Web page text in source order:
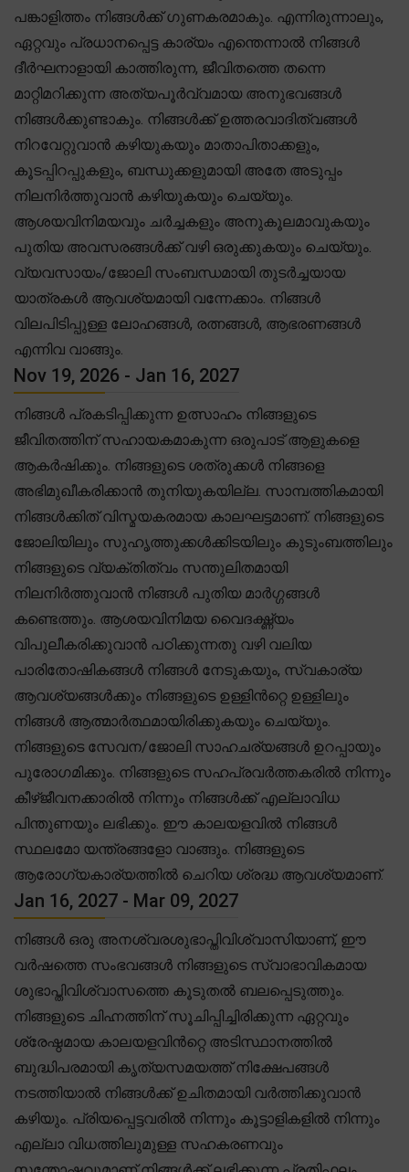
പങ്കാളിത്തം നിങ്ങൾക്ക് ഗുണകരമാകും. എന്നിരുന്നാലും,
ഏറ്റവും പ്രധാനപ്പെട്ട കാര്യം എന്തെന്നാൽ നിങ്ങൾ
ദീർഘനാളായി കാത്തിരുന്ന, ജീവിതത്തെ തന്നെ
മാറ്റിമറിക്കുന്ന അത്യപൂർവ്വമായ അനുഭവങ്ങൾ
നിങ്ങൾക്കുണ്ടാകും. നിങ്ങൾക്ക് ഉത്തരവാദിത്വങ്ങൾ
നിറവേറ്റുവാൻ കഴിയുകയും മാതാപിതാക്കളും,
കൂടപ്പിറപ്പുകളും, ബന്ധുക്കളുമായി അതേ അടുപ്പം
നിലനിർത്തുവാൻ കഴിയുകയും ചെയ്യും.
ആശയവിനിമയവും ചർച്ചകളും അനുകൂലമാവുകയും
പുതിയ അവസരങ്ങൾക്ക് വഴി ഒരുക്കുകയും ചെയ്യും.
വ്യവസായം/ജോലി സംബന്ധമായി തുടർച്ചയായ
യാത്രകൾ ആവശ്യമായി വന്നേക്കാം. നിങ്ങൾ
വിലപിടിപ്പുള്ള ലോഹങ്ങൾ, രത്നങ്ങൾ, ആഭരണങ്ങൾ
എന്നിവ വാങ്ങും.
Nov 19, 2026 - Jan 16, 2027
നിങ്ങൾ പ്രകടിപ്പിക്കുന്ന ഉത്സാഹം നിങ്ങളുടെ
ജീവിതത്തിന് സഹായകമാകുന്ന ഒരുപാട് ആളുകളെ
ആകർഷിക്കും. നിങ്ങളുടെ ശത്രുക്കൾ നിങ്ങളെ
അഭിമുഖീകരിക്കാൻ തുനിയുകയില്ല. സാമ്പത്തികമായി
നിങ്ങൾക്കിത് വിസ്മയകരമായ കാലഘട്ടമാണ്. നിങ്ങളുടെ
ജോലിയിലും സുഹൃത്തുക്കൾക്കിടയിലും കുടുംബത്തിലും
നിങ്ങളുടെ വ്യക്തിത്വം സന്തുലിതമായി
നിലനിർത്തുവാൻ നിങ്ങൾ പുതിയ മാർഗ്ഗങ്ങൾ
കണ്ടെത്തും. ആശയവിനിമയ വൈദഗ്ദ്ധ്യം
വിപുലീകരിക്കുവാൻ പഠിക്കുന്നതു വഴി വലിയ
പാരിതോഷികങ്ങൾ നിങ്ങൾ നേടുകയും, സ്വകാര്യ
ആവശ്യങ്ങൾക്കും നിങ്ങളുടെ ഉള്ളിൻറ്റെ ഉള്ളിലും
നിങ്ങൾ ആത്മാർത്ഥമായിരിക്കുകയും ചെയ്യും.
നിങ്ങളുടെ സേവന/ജോലി സാഹചര്യങ്ങൾ ഉറപ്പായും
പുരോഗമിക്കും. നിങ്ങളുടെ സഹപ്രവർത്തകരിൽ നിന്നും
കീഴ്ജീവനക്കാരിൽ നിന്നും നിങ്ങൾക്ക് എല്ലാവിധ
പിന്തുണയും ലഭിക്കും. ഈ കാലയളവിൽ നിങ്ങൾ
സ്ഥലമോ യന്ത്രങ്ങളോ വാങ്ങും. നിങ്ങളുടെ
ആരോഗ്യകാര്യത്തിൽ ചെറിയ ശ്രദ്ധ ആവശ്യമാണ്.
Jan 16, 2027 - Mar 09, 2027
നിങ്ങൾ ഒരു അനശ്വരശുഭാപ്തിവിശ്വാസിയാണ്, ഈ
വർഷത്തെ സംഭവങ്ങൾ നിങ്ങളുടെ സ്വാഭാവികമായ
ശുഭാപ്തിവിശ്വാസത്തെ കൂടുതൽ ബലപ്പെടുത്തും.
നിങ്ങളുടെ ചിഹ്നത്തിന് സൂചിപ്പിച്ചിരിക്കുന്ന ഏറ്റവും
ശ്രേഷ്ഠമായ കാലയളവിൻറ്റെ അടിസ്ഥാനത്തിൽ
ബുദ്ധിപരമായി കൃത്യസമയത്ത് നിക്ഷേപങ്ങൾ
നടത്തിയാൽ നിങ്ങൾക്ക് ഉചിതമായി വർത്തിക്കുവാൻ
കഴിയും. പ്രിയപ്പെട്ടവരിൽ നിന്നും കൂട്ടാളികളിൽ നിന്നും
എല്ലാ വിധത്തിലുമുള്ള സഹകരണവും